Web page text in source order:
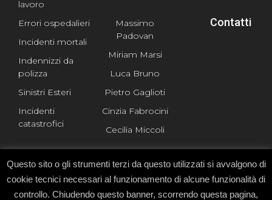
lavoro
Errori ospedalieri
Incidenti mortali
Indennizzi da
polizza
Sinistri Esteri
Incidenti
catastrofici
Massimo
Padovan
Miriam Marsi
Luca Bruno
Pietro Gaglioti
Cinzia Fabrocini
Cecilia Miccoli
Contatti
Questo sito o gli strumenti terzi da questo utilizzati si avvalgono di
cookie tecnici necessari al funzionamento di alcune funzionalità di
controllo. Chiudendo questo banner, scorrendo questa pagina,